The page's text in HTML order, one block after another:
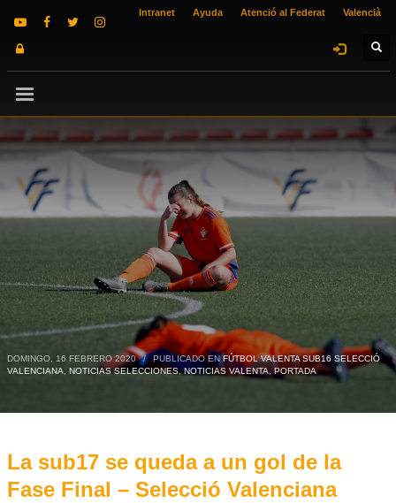
Intranet Ayuda Atenció al Federat Valencià
DOMINGO, 16 FEBRERO 2020 / PUBLICADO EN FÚTBOL VALENTA SUB16 SELECCIÓ
VALENCIANA
NOTICIAS SELECCIONES,NOTICIAS VALENTA PORTADA
La sub17 se queda a un gol de la
Fase Final – Selecció Valenciana